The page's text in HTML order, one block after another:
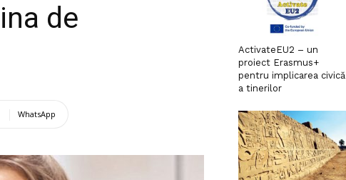
de
WhatsApp
ActivateEU2 – un
proiect Erasmus+
pentru implicarea civică
a tinerilor